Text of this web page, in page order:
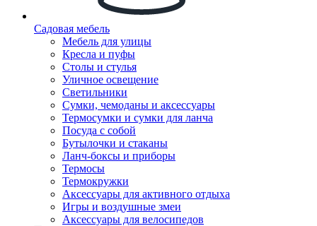
Садовая мебель
Мебель для улицы
Кресла и пуфы
Столы и стулья
Уличное освещение
Светильники
Сумки, чемоданы и аксессуары
Термосумки и сумки для ланча
Посуда с собой
Бутылочки и стаканы
Ланч-боксы и приборы
Термосы
Термокружки
Аксессуары для активного отдыха
Игры и воздушные змеи
Аксессуары для велосипедов